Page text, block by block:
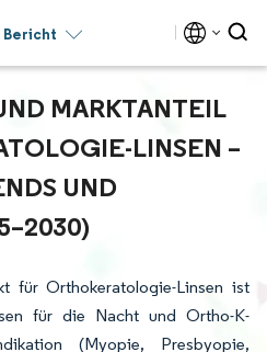
Bericht
MARKTANTEIL F
LINSEN – W
UND P
für Orthokeratologie-Linsen ist
für die Nacht und Ortho-K-
(Myopie, Presbyopie,